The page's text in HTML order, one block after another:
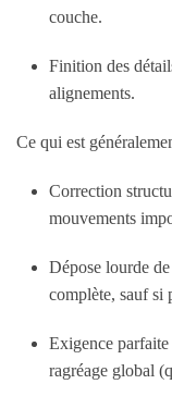
couche.
Finition des
alignements.
Ce qui est
Correction
mouvements
Dépose lourde
complète, sauf si
Exigence
ragréage global